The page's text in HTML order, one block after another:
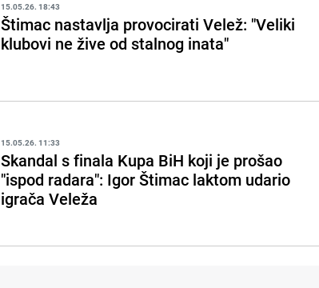
15.05.26. 18:43
Štimac nastavlja provocirati Velež: "Veliki
klubovi ne žive od stalnog inata"
15.05.26. 11:33
Skandal s finala Kupa BiH koji je prošao
"ispod radara": Igor Štimac laktom udario
igrača Veleža